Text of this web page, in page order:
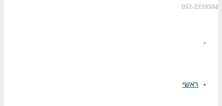
052-2559584
ראשי